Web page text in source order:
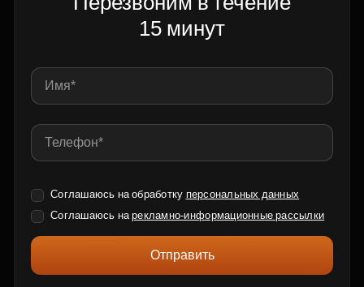
15 минут
Соглашаюсь на обработку персональных данных
Соглашаюсь нарекламно-информационные рассылки
Отправить